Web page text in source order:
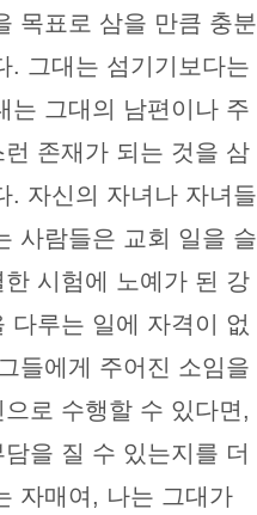
목표로 삼을 만큼 충분
. 그대는 섬기기보다는
는 그대의 남편이나 주
존재가 되는 것을 삼
. 자신의 자녀나 자녀들
사람들은 교회 일을 슬
시험에 노예가 된 강
다루는 일에 자격이 없
들에게 주어진 소임을
로 수행할 수 있다면,
을 질 수 있는지를 더
자매여, 나는 그대가